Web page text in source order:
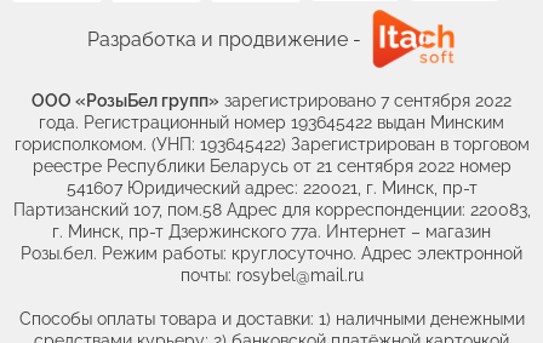
Разработка и продвижение -
ООО «РозыБел групп» зарегистрировано 7 сентября 2022
года. Регистрационный номер 193645422 выдан Минским
горисполкомом. (УНП: 193645422) Зарегистрирован в торговом
реестре Республики Беларусь от 21 сентября 2022 номер
541607 Юридический адрес: 220021, г. Минск, пр-т
Партизанский 107, пом.58 Адрес для корреспонденции: 220083,
г. Минск, пр-т Дзержинского 77а. Интернет – магазин
Розы.бел. Режим работы: круглосуточно. Адрес электронной
почты: rosybel@mail.ru
Способы оплаты товара и доставки: 1) наличными денежными